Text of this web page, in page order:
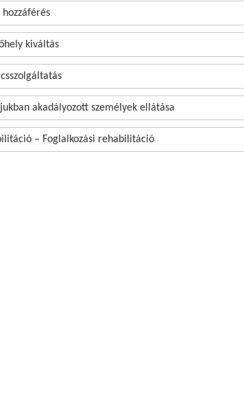
hozzáférés
kiváltás
akadályozott személyek ellátása
– Foglalkozási rehabilitáció